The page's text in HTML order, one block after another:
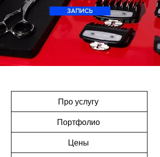
ЗАПИСЬ
Про услугу
Портфолио
Цены